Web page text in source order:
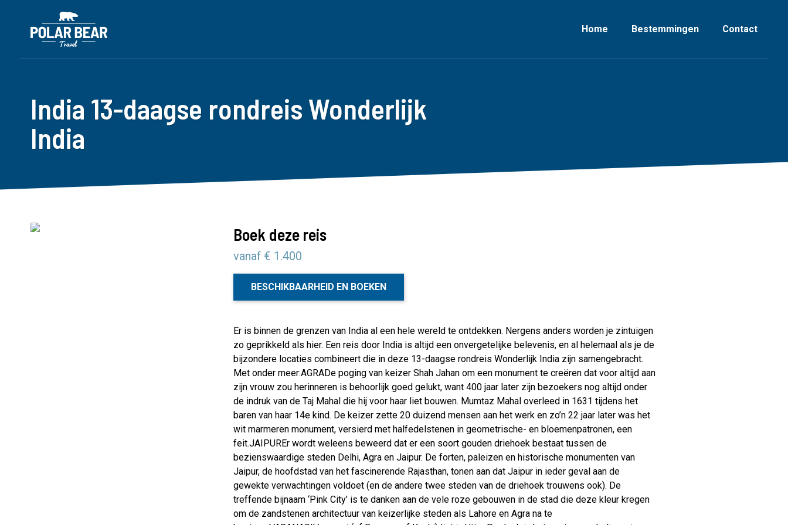
Home Bestemmingen Contact
India 13-daagse rondreis Wonderlijk
India
Boek deze reis
vanaf € 1.400
BESCHIKBAARHEID EN BOEKEN
Er is binnen de grenzen van India al een hele wereld te ontdekken. Nergens anders worden je zintuigen
zo geprikkeld als hier. Een reis door India is altijd een onvergetelijke belevenis, en al helemaal als je de
bijzondere locaties combineert die in deze 13-daagse rondreis Wonderlijk India zijn samengebracht.
Met onder meer:AGRADe poging van keizer Shah Jahan om een monument te creëren dat voor altijd aan
zijn vrouw zou herinneren is behoorlijk goed gelukt, want 400 jaar later zijn bezoekers nog altijd onder
de indruk van de Taj Mahal die hij voor haar liet bouwen. Mumtaz Mahal overleed in 1631 tijdens het
baren van haar 14e kind. De keizer zette 20 duizend mensen aan het werk en zo’n 22 jaar later was het
wit marmeren monument, versierd met halfedelstenen in geometrische- en bloemenpatronen, een
feit.JAIPUREr wordt weleens beweerd dat er een soort gouden driehoek bestaat tussen de
bezienswaardige steden Delhi, Agra en Jaipur. De forten, paleizen en historische monumenten van
Jaipur, de hoofdstad van het fascinerende Rajasthan, tonen aan dat Jaipur in ieder geval aan de
gewekte verwachtingen voldoet (en de andere twee steden van de driehoek trouwens ook). De
treffende bijnaam ‘Pink City’ is te danken aan de vele roze gebouwen in de stad die deze kleur kregen
om de zandstenen architectuur van keizerlijke steden als Lahore en Agra na te